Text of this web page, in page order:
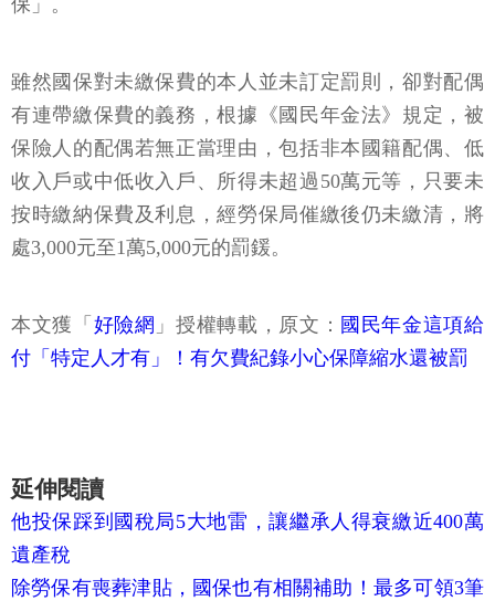
保」。
雖然國保對未繳保費的本人並未訂定罰則，卻對配偶
有連帶繳保費的義務，根據《國民年金法》規定，被
保險人的配偶若無正當理由，包括非本國籍配偶、低
收入戶或中低收入戶、所得未超過50萬元等，只要未
按時繳納保費及利息，經勞保局催繳後仍未繳清，將
處3,000元至1萬5,000元的罰鍰。
本文獲「 好險網 」授權轉載，原文： 國民年金這項給
付「特定人才有」！有欠費紀錄小心保障縮水還被罰
延伸閱讀
他投保踩到國稅局5大地雷，讓繼承人得衰繳近400萬
遺產稅
除勞保有喪葬津貼，國保也有相關補助！最多可領3筆